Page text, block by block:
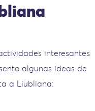
interesantes
algunas ideas de
a Liubliana: